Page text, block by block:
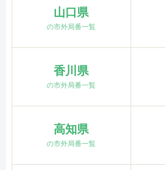
山口県
の市外局番一覧
香川県
の市外局番一覧
高知県
の市外局番一覧